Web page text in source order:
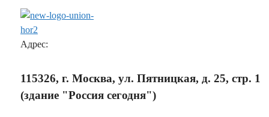
Адрес:
115326, г. Москва, ул. Пятницкая, д. 25, стр. 1
(здание "Россия сегодня")